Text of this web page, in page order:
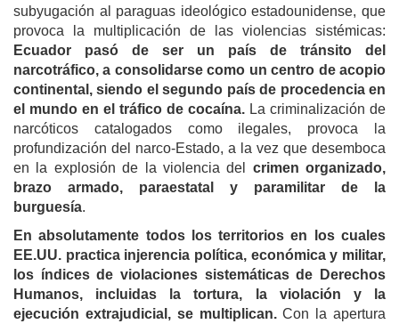
subyugación al paraguas ideológico estadounidense, que
provoca la multiplicación de las violencias sistémicas:
Ecuador pasó de ser un país de tránsito del
narcotráfico, a consolidarse como un centro de acopio
continental, siendo el segundo país de procedencia en
el mundo en el tráfico de cocaína. La criminalización de
narcóticos catalogados como ilegales, provoca la
profundización del narco-Estado, a la vez que desemboca
en la explosión de la violencia del crimen organizado,
brazo armado, paraestatal y paramilitar de la
burguesía.
En absolutamente todos los territorios en los cuales
EE.UU. practica injerencia política, económica y militar,
los índices de violaciones sistemáticas de Derechos
Humanos, incluidas la tortura, la violación y la
ejecución extrajudicial, se multiplican.Con la apertura